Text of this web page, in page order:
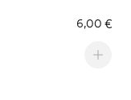
6,00 €